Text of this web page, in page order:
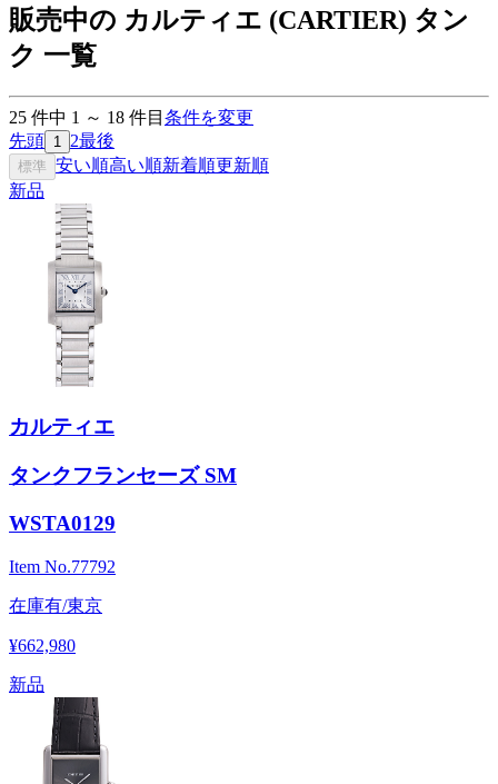
販売中の カルティエ (CARTIER) タン
ク 一覧
25 件中 1 ～ 18 件目 条件を変更
先頭 1 2最後
標準 安い順高い順新着順更新順
新品
カルティエ
タンクフランセーズ SM
WSTA0129
Item No.77792
在庫有/東京
¥662,980
新品